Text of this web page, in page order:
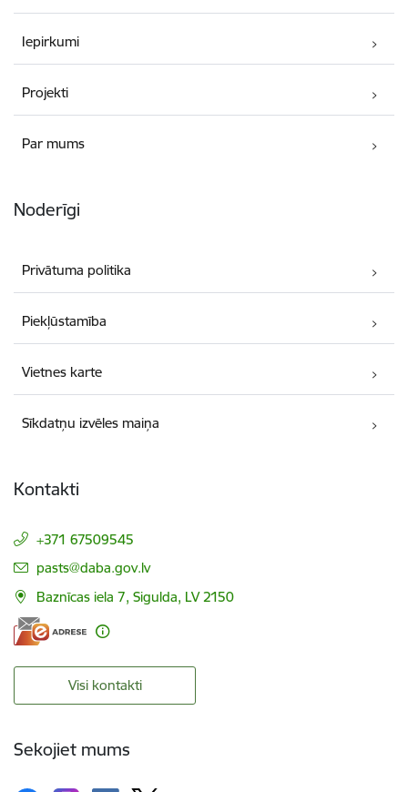
Iepirkumi
Projekti
Par mums
Noderīgi
Privātuma politika
Piekļūstamība
Vietnes karte
Sīkdatņu izvēles maiņa
Kontakti
+371 67509545
E-pasts:
pasts@daba.gov.lv
Baznīcas iela 7, Sigulda, LV 2150
Visi kontakti
Sekojiet mums